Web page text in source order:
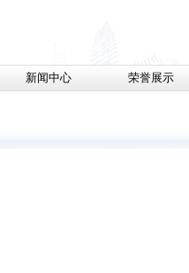
新闻中心 荣誉展示